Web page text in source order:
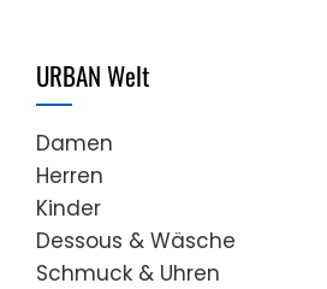
URBAN Welt
Damen
Herren
Kinder
Dessous & Wäsche
Schmuck & Uhren